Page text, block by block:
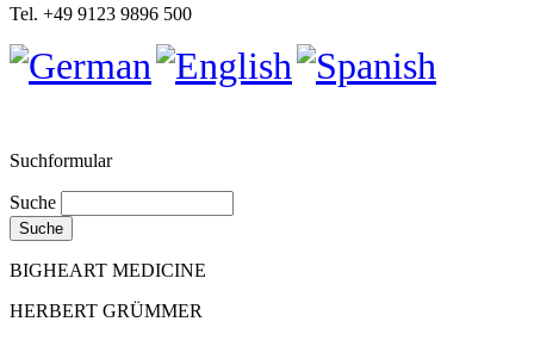
Tel. +49 9123 9896 500
Suchformular
Suche
BIGHEART MEDICINE
HERBERT GRÜMMER